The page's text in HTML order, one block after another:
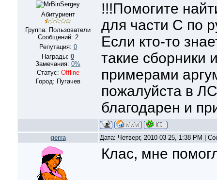
Абитуриент
Группа: Пользователи
Сообщений: 2
Репутация: 0
Награды: 0
Замечания: 0%
Статус: Offline
Город: Пугачев
!!!Помогите
для части С по
Если кто-то
такие сборники
примерами
пожалуйста в
благодарен и
gerra Дата: Четверг, 2010-03-25, 1:38 PM |
Клас, мне